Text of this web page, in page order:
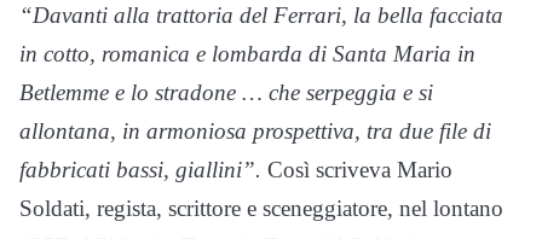
“Davanti alla trattoria del Ferrari, la bella facciata
in cotto, romanica e lombarda di Santa Maria in
Betlemme e lo stradone … che serpeggia e si
allontana, in armoniosa prospettiva, tra due file di
fabbricati bassi, giallini”. Così scriveva Mario
Soldati, regista, scrittore e sceneggiatore, nel lontano